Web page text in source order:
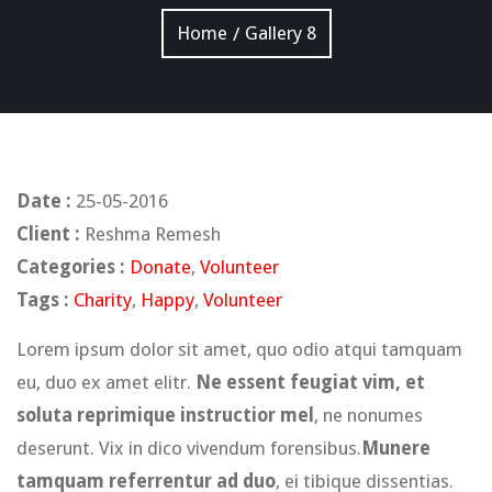
Home / Gallery 8
Date : 25-05-2016
Client : Reshma Remesh
Categories : Donate, Volunteer
Tags : Charity, Happy, Volunteer
Lorem ipsum dolor sit amet, quo odio atqui tamquam
eu, duo ex amet elitr. Ne essent feugiat vim, et
soluta reprimique instructior mel , ne nonumes
deserunt. Vix in dico vivendum forensibus. Munere
tamquam referrentur ad duo, ei tibique dissentias.